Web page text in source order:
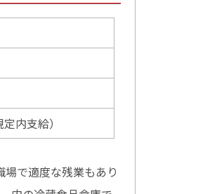
内支給）
で適度な残業もあり